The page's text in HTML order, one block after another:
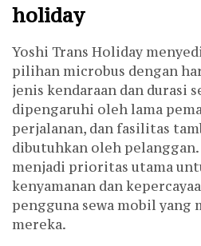
holiday
Yoshi Trans Holiday
pilihan microbus dengan
jenis kendaraan dan durasi
dipengaruhi oleh lama
perjalanan, dan fasilitas
dibutuhkan oleh
menjadi prioritas utama
kenyamanan dan
pengguna sewa mobil yang
mereka.